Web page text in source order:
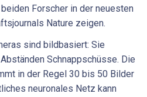
Forscher in der neuesten
Nature zeigen.
sind bildbasiert: Sie
Schnappschüsse. Die
in der Regel 30 bis 50 Bilder
neuronales Netz kann